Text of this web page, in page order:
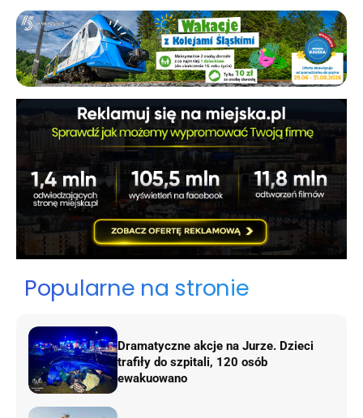
Popularne na stronie
Dramatyczne akcje na Jurze. Dzieci
trafiły do szpitali, 120 osób
ewakuowano